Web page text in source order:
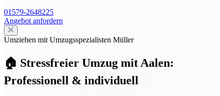
01579-2648225
Angebot anfordern
Umziehen mit Umzugsspezialisten Müller
🏠 Stressfreier Umzug mit Aalen:
Professionell & individuell